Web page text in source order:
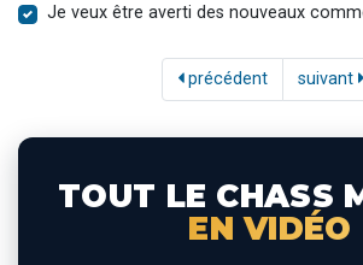
Je veux être averti des nouveaux
précédent suivant
TOUT LE CHASS
EN VIDÉO